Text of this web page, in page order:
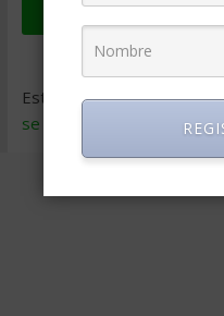
Este sitio usa Akismet
se procesan los datos de